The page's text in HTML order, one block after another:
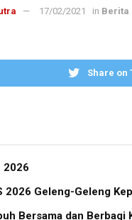
17/02/2021 in Berita
Share on
2026
Geleng-Geleng
Bersama dan Berbagi